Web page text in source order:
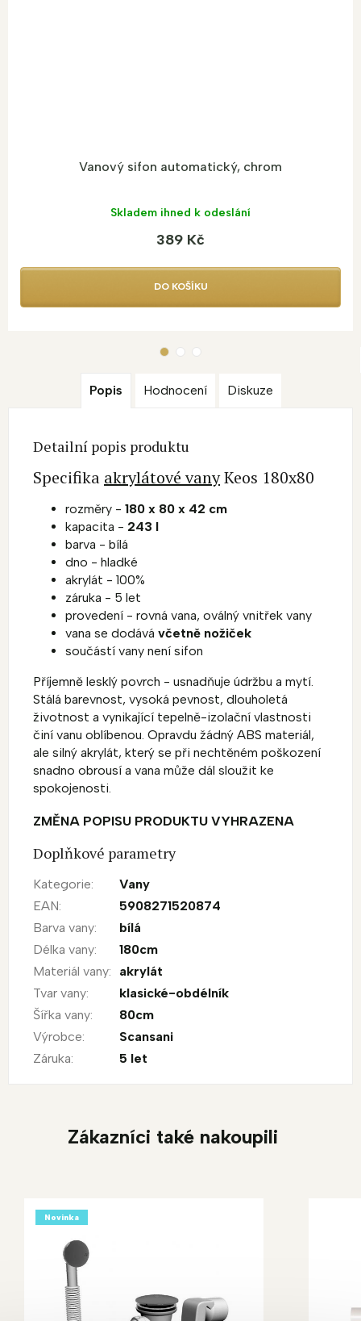
Vanový sifon automatický, chrom
Skladem ihned k odeslání
389 Kč
DO KOŠÍKU
Popis Hodnocení Diskuze
Detailní popis produktu
Specifika akrylátové vanyKeos 180x80
rozměry - 180 x 80 x 42 cm
kapacita - 243 l
barva - bílá
dno - hladké
akrylát - 100%
záruka - 5 let
provedení - rovná vana, oválný vnitřek vany
vana se dodává včetně nožiček
součástí vany není sifon
Příjemně lesklý povrch - usnadňuje údržbu a mytí.
Stálá barevnost, vysoká pevnost, dlouholetá
životnost a vynikající tepelně-izolační vlastnosti
činí vanu oblíbenou. Opravdu žádný ABS materiál,
ale silný akrylát, který se při nechtěném poškození
snadno obrousí a vana může dál sloužit ke
spokojenosti.
ZMĚNA POPISU PRODUKTU VYHRAZENA
Doplňkové parametry
Kategorie:
Vany
EAN:
5908271520874
Barva vany:
bílá
Délka vany:
180cm
Materiál vany:
akrylát
Tvar vany:
klasické-obdélník
Šířka vany:
80cm
Výrobce:
Scansani
Záruka: 5 let
Zákazníci také nakoupili
Novinka